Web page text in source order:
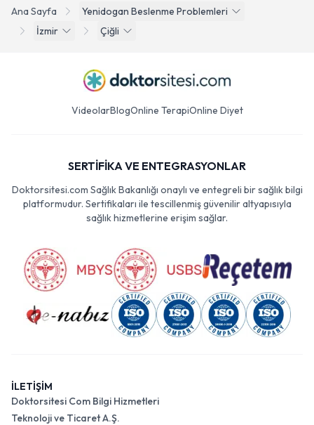
Ana Sayfa
Yenidogan Beslenme Problemleri
İzmir
Çiğli
VideolarBlogOnline TerapiOnline Diyet
SERTİFİKA VE ENTEGRASYONLAR
Doktorsitesi.com Sağlık Bakanlığı onaylı ve entegreli bir sağlık bilgi
platformudur. Sertifikaları ile tescillenmiş güvenilir altyapısıyla
sağlık hizmetlerine erişim sağlar.
İLETİŞİM
Doktorsitesi Com Bilgi Hizmetleri
Teknoloji ve Ticaret A.Ş.